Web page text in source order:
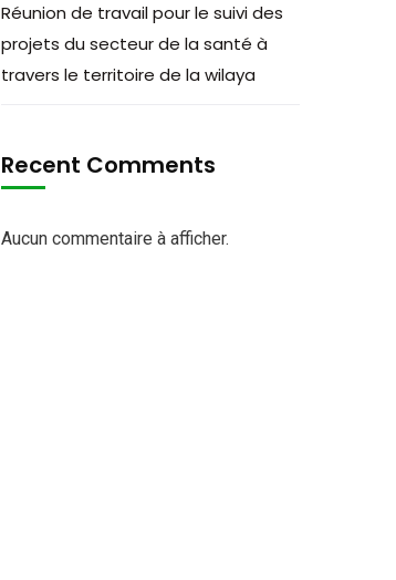
Réunion de travail pour le suivi des
projets du secteur de la santé à
travers le territoire de la wilaya
Recent Comments
Aucun commentaire à afficher.